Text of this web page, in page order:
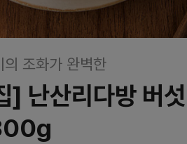
의 조화가 완벽한
] 난산리다방 버섯